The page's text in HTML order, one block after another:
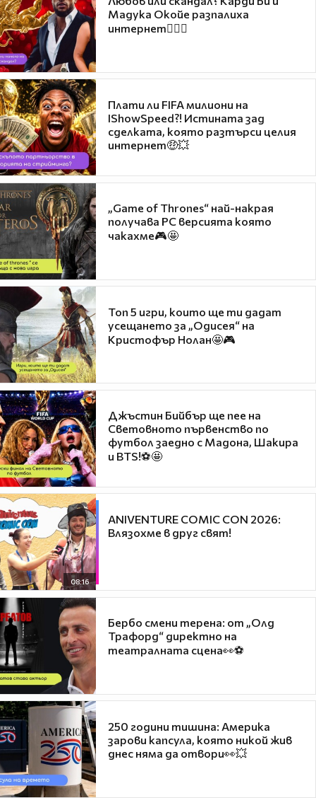
Мадука Окойе разпалиха
интернет❤️‍🔥🔥
Плати ли FIFA милиони на
IShowSpeed?! Истината зад
сделката, която разтърси целия
интернет🤑💥
„Game of Thrones“ най-накрая
получава PC версията която
чакахме🎮🤩
Топ 5 игри, които ще ти дадат
усещането за „Одисея“ на
Кристофър Нолан🤩🎮
Джъстин Бийбър ще пее на
Световното първенство по
футбол заедно с Мадона, Шакира
и BTS!⚽🤩
08:16
ANIVENTURE COMIC CON 2026:
Влязохме в друг свят!
Бербо смени терена: от „Олд
Трафорд“ директно на
театралната сцена👀⚽
250 години тишина: Америка
зарови капсула, която никой жив
днес няма да отвори👀💥